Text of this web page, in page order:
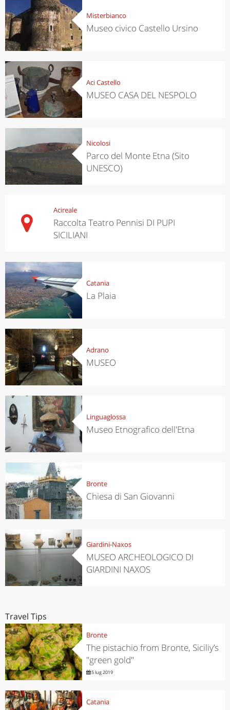
Misterbianco
Museo civico Castello Ursino
Aci Castello
MUSEO CASA DEL NESPOLO
Nicolosi
Parco del Monte Etna (Sito
UNESCO)
Acireale
Raccolta Teatro Pennisi DI PUPI
SICILIANI
Catania
La Plaia
Adrano
MUSEO
Linguaglossa
Museo Etnografico dell'Etna
Bronte
Chiesa di San Giovanni
Giardini-Naxos
MUSEO ARCHEOLOGICO DI
GIARDINI NAXOS
Travel Tips
Bronte
The pistachio from Bronte, Siciliy’s
"green gold"
5 lug 2019
Catania